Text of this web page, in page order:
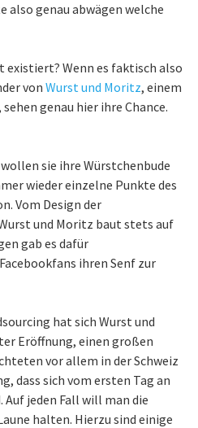
also genau abwägen welche
existiert? Wenn es faktisch also
vonWurst und Moritz, einem
genau hier ihre Chance.
sie ihre Würstchenbude
wieder einzelne Punkte des
Vom Design der
und Moritz baut stets auf
gab es dafür
ihren Senf zur
hat sich Wurst und
Eröffnung, einen großen
vor allem in der Schweiz
dass sich vom ersten Tag an
jeden Fall will man die
halten. Hierzu sind einige